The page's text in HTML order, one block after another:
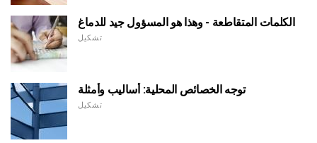
الكلمات المتقاطعة - وهذا هو المسؤول جيد للدماغ
تشكيل
توجه الخصائص المحلية: أساليب وأمثلة
تشكيل